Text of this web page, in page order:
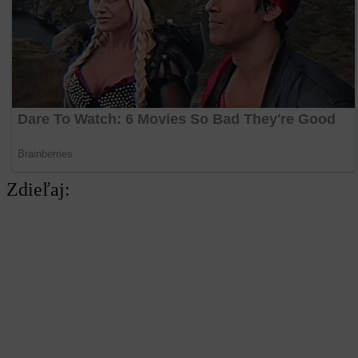
Zdieľaj: